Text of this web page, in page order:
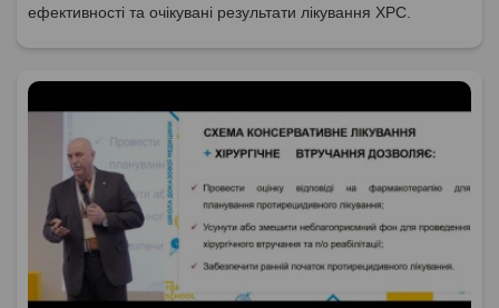
ефективності та очікувані результати лікування ХРС.